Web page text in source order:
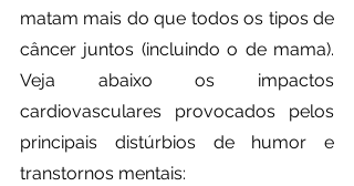
matam mais do que todos os tipos de
câncer juntos (incluindo o de mama).
Veja abaixo os impactos
cardiovasculares provocados pelos
principais distúrbios de humor e
transtornos mentais: